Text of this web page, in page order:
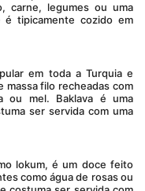
carne, legumes ou uma
é tipicamente cozido em
massa filo recheadas com
ou mel. Baklava é uma
ser servida com uma
como água de rosas ou